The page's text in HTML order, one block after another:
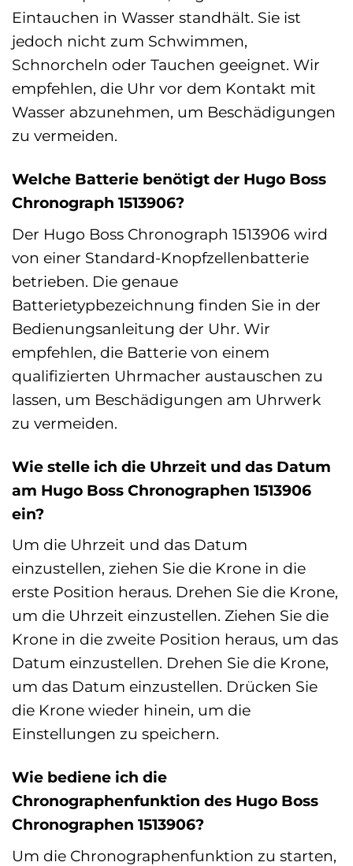
Eintauchen in Wasser standhält. Sie ist
jedoch nicht zum Schwimmen,
Schnorcheln oder Tauchen geeignet. Wir
empfehlen, die Uhr vor dem Kontakt mit
Wasser abzunehmen, um Beschädigungen
zu vermeiden.
Welche Batterie benötigt der Hugo Boss
Chronograph 1513906?
Der Hugo Boss Chronograph 1513906 wird
von einer Standard-Knopfzellenbatterie
betrieben. Die genaue
Batterietypbezeichnung finden Sie in der
Bedienungsanleitung der Uhr. Wir
empfehlen, die Batterie von einem
qualifizierten Uhrmacher austauschen zu
lassen, um Beschädigungen am Uhrwerk
zu vermeiden.
Wie stelle ich die Uhrzeit und das Datum
am Hugo Boss Chronographen 1513906
ein?
Um die Uhrzeit und das Datum
einzustellen, ziehen Sie die Krone in die
erste Position heraus. Drehen Sie die Krone,
um die Uhrzeit einzustellen. Ziehen Sie die
Krone in die zweite Position heraus, um das
Datum einzustellen. Drehen Sie die Krone,
um das Datum einzustellen. Drücken Sie
die Krone wieder hinein, um die
Einstellungen zu speichern.
Wie bediene ich die
Chronographenfunktion des Hugo Boss
Chronographen 1513906?
Um die Chronographenfunktion zu starten,